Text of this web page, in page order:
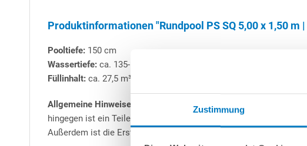
Zustimmung
Produktinformationen "Rundpool PS SQ 5,00 x 1,50
Pooltiefe: 150 cm
Wassertiefe: ca. 135-140 cm
Füllinhalt: ca. 27,5 m³
Allgemeine Hinweise zu Stahlwand-Rundbecken:
Alle Rundpools
hingegen ist ein Teileinbau (mind. 50 cm) zwingend vonnöten.
Außerdem ist die Erstellung einer Beton-Bodenplatte -